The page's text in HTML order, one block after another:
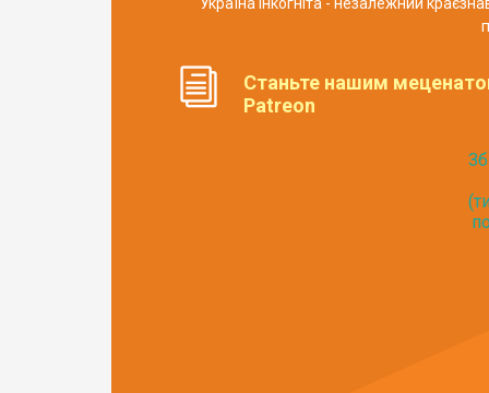
Станьте нашим
Patreon